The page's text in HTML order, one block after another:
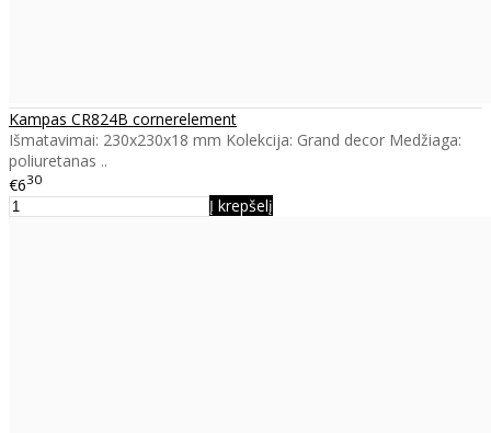
Kampas CR824B cornerelement
Išmatavimai: 230x230x18 mm Kolekcija: Grand decor Medžiaga:
poliuretanas ..
€630
Į krepšelį